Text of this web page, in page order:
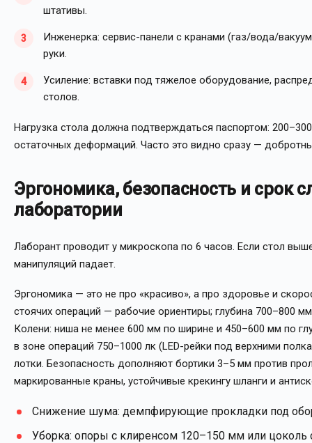
штативы.
Инженерка: сервис-панели с кранами (газ/вода/
руки.
Усиление: вставки под тяжелое оборудование,
столов.
Нагрузка стола должна подтверждаться паспортом:
остаточных деформаций. Часто это видно сразу —
Эргономика, безопасность и срок
лаборатории
Лаборант проводит у микроскопа по 6 часов. Если стол
манипуляций падает.
Эргономика — это не про «красиво», а про здоровье и
стоячих операций — рабочие ориентиры; глубина 700–800
Колени: ниша не менее 600 мм по ширине и 450–600 мм по
в зоне операций 750–1000 лк (LED-рейки под верхними
лотки. Безопасность дополняют бортики 3–5 мм против
маркированные краны, устойчивые крекингу шланги и
Снижение шума: демпфирующие прокладки под
Уборка: опоры с клиренсом 120–150 мм или